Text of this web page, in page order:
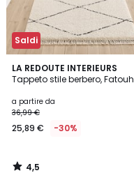
Saldi
LA REDOUTE INTERIEURS
Tappeto stile berbero, Fatouh
Prezzo
a
partire
25,89
€
a partire da
36,99 €
25,89 € -30%
4,5
/ 5
4,5
/